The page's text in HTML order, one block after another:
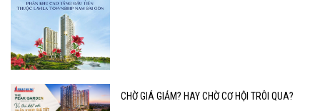
CHỜ GIÁ GIẢM? HAY CHỜ CƠ HỘI TRÔI QUA?